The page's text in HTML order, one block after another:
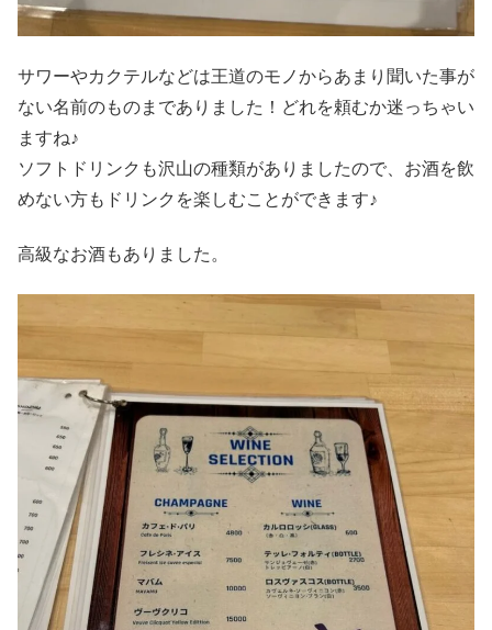
サワーやカクテルなどは王道のモノからあまり聞いた事が
ない名前のものまでありました！どれを頼むか迷っちゃい
ますね♪
ソフトドリンクも沢山の種類がありましたので、お酒を飲
めない方もドリンクを楽しむことができます♪
高級なお酒もありました。